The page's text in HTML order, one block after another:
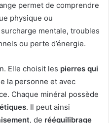
permet de comprendre
physique ou
mentale, troubles
ou perte d’énergie.
Elle choisit les pierres qui
la personne et avec
Chaque minéral possède
. Il peut ainsi
, de rééquilibrage